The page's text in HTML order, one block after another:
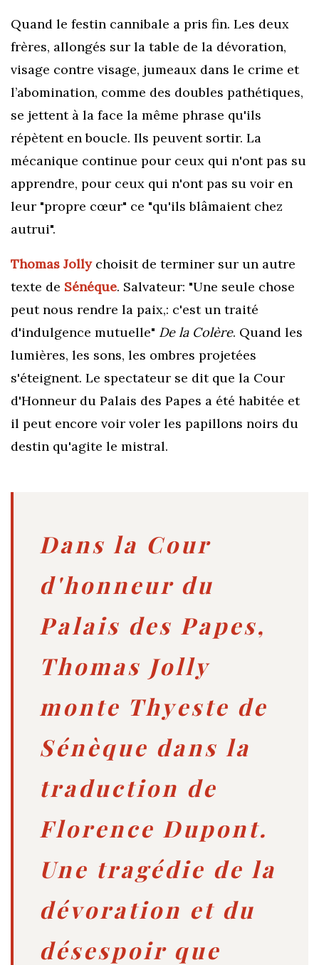
Quand le festin cannibale a pris fin. Les deux
frères, allongés sur la table de la dévoration,
visage contre visage, jumeaux dans le crime et
l’abomination, comme des doubles pathétiques,
se jettent à la face la même phrase qu'ils
répètenten boucle. Ils peuvent sortir. La
mécanique continue pour ceux qui n'ont pas su
apprendre, pour ceux qui n'ont pas su voir en
leur "propre cœur" ce "qu'ilsblâmaientchez
autrui".
Thomas Jollychoisit de terminer sur un autre
texte de Sénéque. Salvateur: "Une seule chose
peut nous rendre la paix,: c'est un traité
d'indulgence mutuelle" De la Colère. Quand les
lumières, les sons, les ombres projetées
s'éteignent. Le spectateur se dit que la Cour
d'Honneur du Palais des Papes a été habitée et
il peut encore voir voler les papillons noirs du
destin qu'agite le mistral.
Dans la Cour
d'honneur du
Palais des Papes,
Thomas Jolly
monte Thyeste de
Sénèque dans la
traduction de
Florence Dupont.
Une tragédie de la
dévoration et du
désespoir que